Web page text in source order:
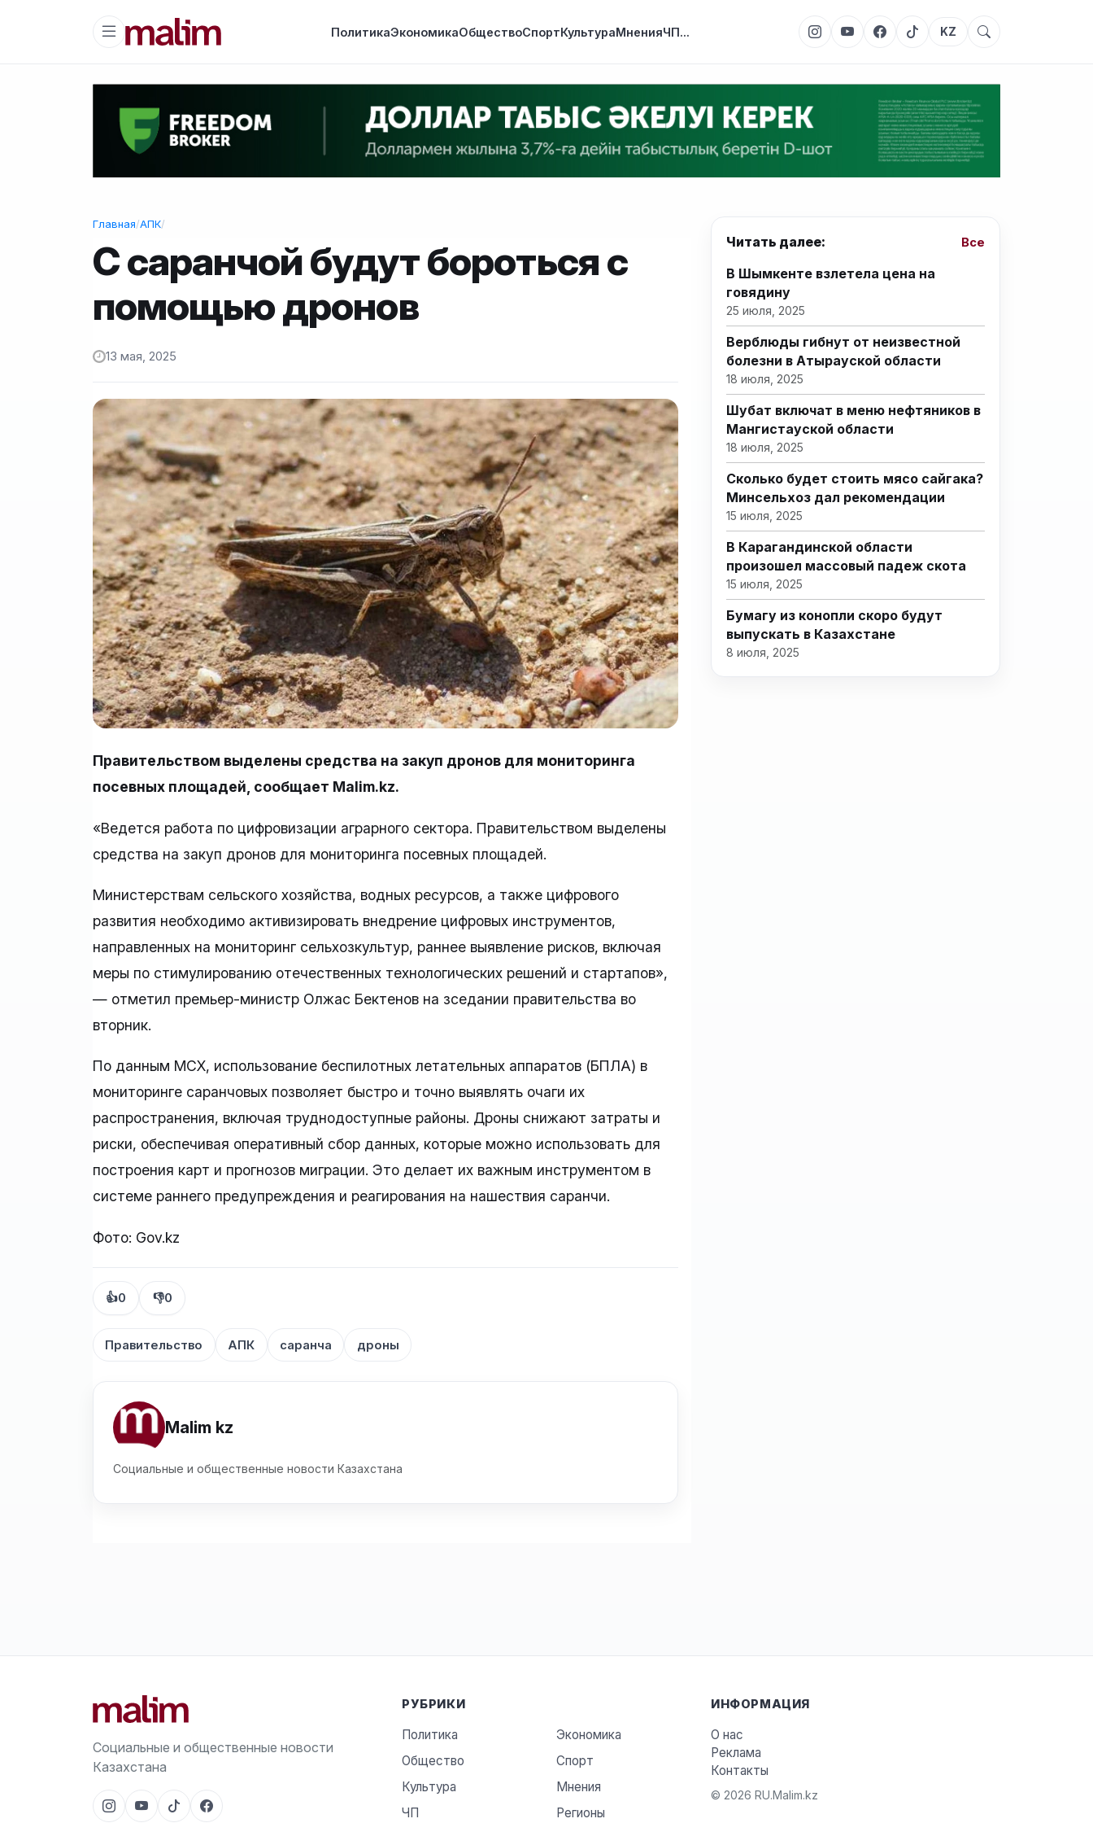
ПолитикаЭкономикаОбществоСпортКультураМненияЧП... KZ
Главная/АПК/
С саранчой будут бороться с
помощью дронов
13 мая, 2025
Правительством выделены средства на закуп дронов для мониторинга
посевных площадей, сообщает Malim.kz.
«Ведется работа по цифровизации аграрного сектора. Правительством выделены
средства на закуп дронов для мониторинга посевных площадей.
Министерствам сельского хозяйства, водных ресурсов, а также цифрового
развития необходимо активизировать внедрение цифровых инструментов,
направленных на мониторинг сельхозкультур, раннее выявление рисков, включая
меры по стимулированию отечественных технологических решений и стартапов»,
— отметил премьер-министр Олжас Бектенов на зседании правительства во
вторник.
По данным МСХ, использование беспилотных летательных аппаратов (БПЛА) в
мониторинге саранчовых позволяет быстро и точно выявлять очаги их
распространения, включая труднодоступные районы. Дроны снижают затраты и
риски, обеспечивая оперативный сбор данных, которые можно использовать для
построения карт и прогнозов миграции. Это делает их важным инструментом в
системе раннего предупреждения и реагирования на нашествия саранчи.
Фото: Gov.kz
👍0 👎0
Правительство АПК саранча дроны
Malim kz
Социальные и общественные новости Казахстана
Читать далее: Все
В Шымкенте взлетела цена на
говядину
25 июля, 2025
Верблюды гибнут от неизвестной
болезни в Атырауской области
18 июля, 2025
Шубат включат в меню нефтяников в
Мангистауской области
18 июля, 2025
Сколько будет стоить мясо сайгака?
Минсельхоз дал рекомендации
15 июля, 2025
В Карагандинской области
произошел массовый падеж скота
15 июля, 2025
Бумагу из конопли скоро будут
выпускать в Казахстане
8 июля, 2025
Социальные и общественные новости
Казахстана
РУБРИКИ
Политика
Экономика
Общество
Спорт
Культура
Мнения
ЧП
Регионы
ИНФОРМАЦИЯ
О нас
Реклама
Контакты
© 2026 RU.Malim.kz